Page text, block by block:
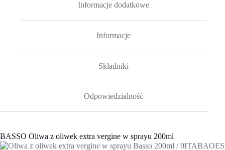
Informacje dodatkowe
Informacje
Składniki
Odpowiedzialność
BASSO Oliwa z oliwek extra vergine w sprayu 200ml